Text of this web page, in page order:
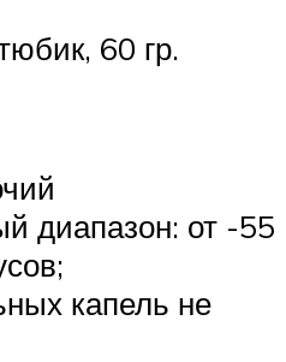
60 гр.
диапазон: от -55
капель не